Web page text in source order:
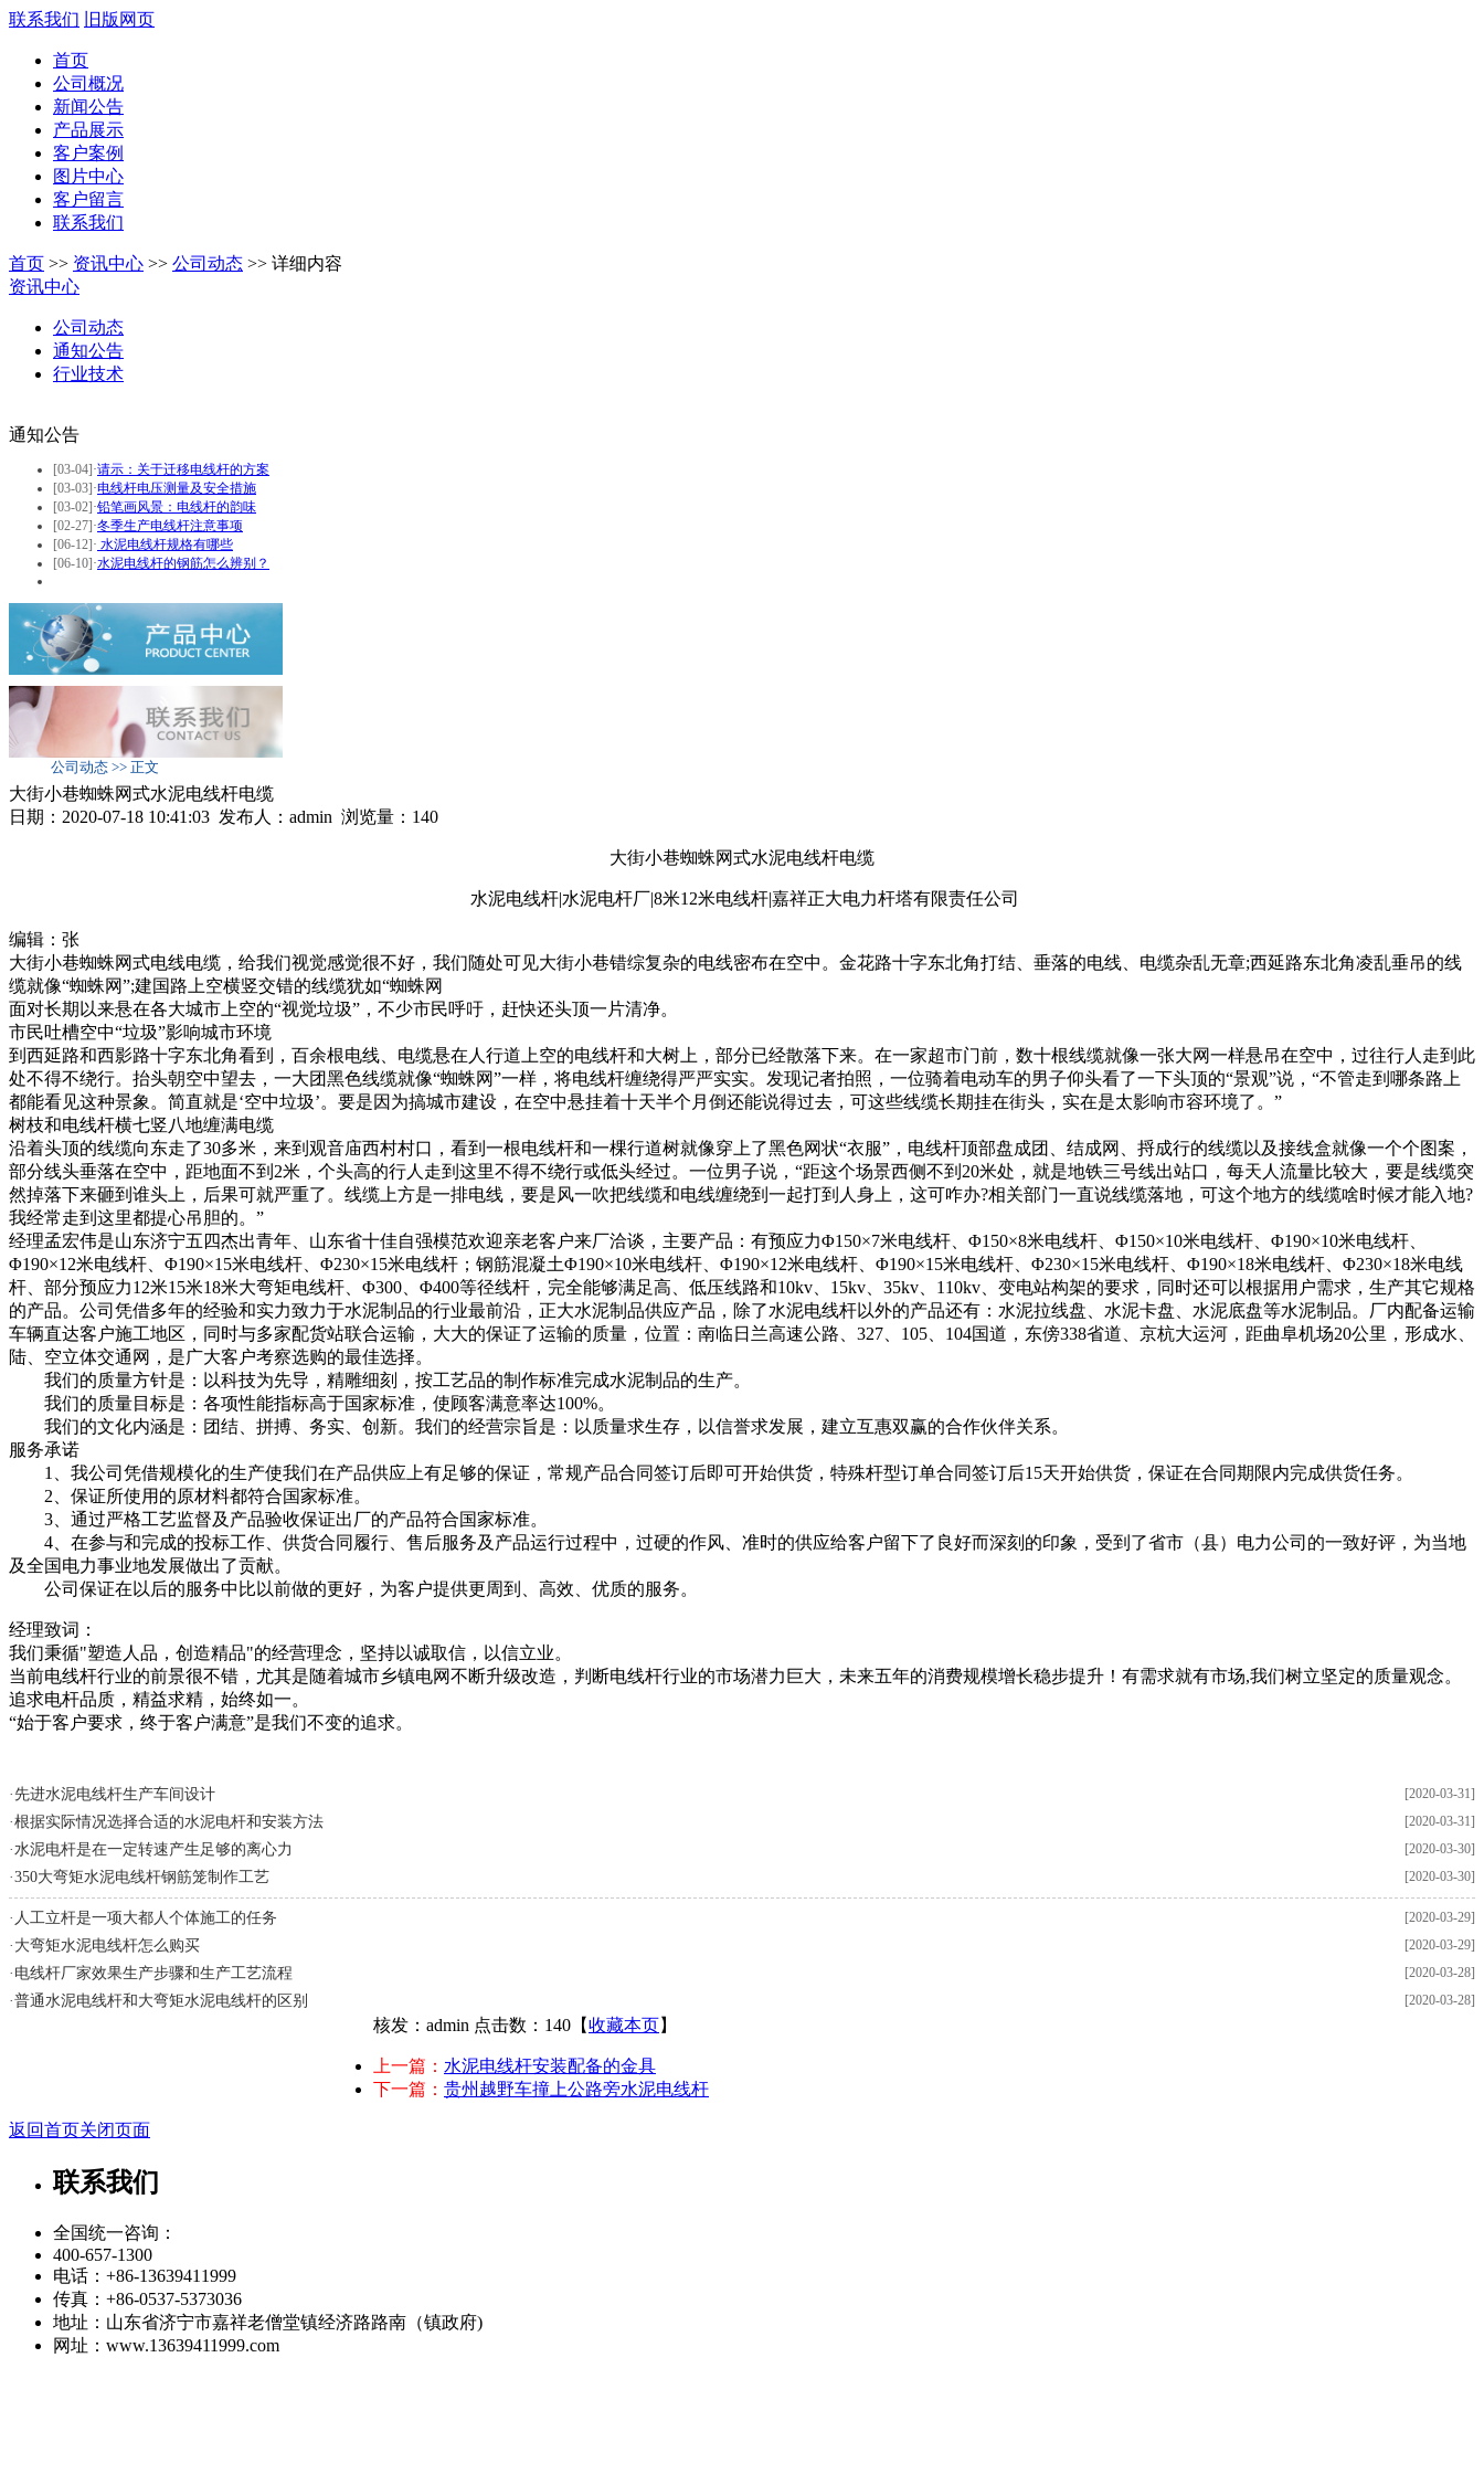
联系我们 旧版网页
首页
公司概况
新闻公告
产品展示
客户案例
图片中心
客户留言
联系我们
首页 >> 资讯中心 >> 公司动态 >> 详细内容
资讯中心
公司动态
通知公告
行业技术
通知公告
[03-04] ·请示：关于迁移电线杆的方案
[03-03] ·电线杆电压测量及安全措施
[03-02] ·铅笔画风景：电线杆的韵味
[02-27] ·冬季生产电线杆注意事项
[06-12] · 水泥电线杆规格有哪些
[06-10] ·水泥电线杆的钢筋怎么辨别？
公司动态 >> 正文
大街小巷蜘蛛网式水泥电线杆电缆
日期：2020-07-18 10:41:03 发布人：admin 浏览量： 140
大街小巷蜘蛛网式水泥电线杆电缆
水泥电线杆|水泥电杆厂|8米12米电线杆|嘉祥正大电力杆塔有限责任公司
编辑：张
大街小巷蜘蛛网式电线电缆，给我们视觉感觉很不好，我们随处可见大街小巷错综复杂的电线密布在空中。金花路十字东北角打结、垂落的电线、电缆杂乱无章;西延路东北角凌乱垂吊的线
缆就像“蜘蛛网”;建国路上空横竖交错的线缆犹如“蜘蛛网
面对长期以来悬在各大城市上空的“视觉垃圾”，不少市民呼吁，赶快还头顶一片清净。
市民吐槽空中“垃圾”影响城市环境
到西延路和西影路十字东北角看到，百余根电线、电缆悬在人行道上空的电线杆和大树上，部分已经散落下来。在一家超市门前，数十根线缆就像一张大网一样悬吊在空中，过往行人走到此
处不得不绕行。抬头朝空中望去，一大团黑色线缆就像“蜘蛛网”一样，将电线杆缠绕得严严实实。发现记者拍照，一位骑着电动车的男子仰头看了一下头顶的“景观”说，“不管走到哪条路上
都能看见这种景象。简直就是‘空中垃圾’。要是因为搞城市建设，在空中悬挂着十天半个月倒还能说得过去，可这些线缆长期挂在街头，实在是太影响市容环境了。”
树枝和电线杆横七竖八地缠满电缆
沿着头顶的线缆向东走了30多米，来到观音庙西村村口，看到一根电线杆和一棵行道树就像穿上了黑色网状“衣服”，电线杆顶部盘成团、结成网、捋成行的线缆以及接线盒就像一个个图案，
部分线头垂落在空中，距地面不到2米，个头高的行人走到这里不得不绕行或低头经过。一位男子说，“距这个场景西侧不到20米处，就是地铁三号线出站口，每天人流量比较大，要是线缆突
然掉落下来砸到谁头上，后果可就严重了。线缆上方是一排电线，要是风一吹把线缆和电线缠绕到一起打到人身上，这可咋办?相关部门一直说线缆落地，可这个地方的线缆啥时候才能入地?
我经常走到这里都提心吊胆的。”
经理孟宏伟是山东济宁五四杰出青年、山东省十佳自强模范欢迎亲老客户来厂洽谈，主要产品：有预应力Φ150×7米电线杆、Φ150×8米电线杆、Φ150×10米电线杆、Φ190×10米电线杆、
Φ190×12米电线杆、Φ190×15米电线杆、Φ230×15米电线杆；钢筋混凝土Φ190×10米电线杆、Φ190×12米电线杆、Φ190×15米电线杆、Φ230×15米电线杆、Φ190×18米电线杆、Φ230×18米电线
杆、部分预应力12米15米18米大弯矩电线杆、Φ300、Φ400等径线杆，完全能够满足高、低压线路和10kv、15kv、35kv、110kv、变电站构架的要求，同时还可以根据用户需求，生产其它规格
的产品。公司凭借多年的经验和实力致力于水泥制品的行业最前沿，正大水泥制品供应产品，除了水泥电线杆以外的产品还有：水泥拉线盘、水泥卡盘、水泥底盘等水泥制品。厂内配备运输
车辆直达客户施工地区，同时与多家配货站联合运输，大大的保证了运输的质量，位置：南临日兰高速公路、327、105、104国道，东傍338省道、京杭大运河，距曲阜机场20公里，形成水、
陆、空立体交通网，是广大客户考察选购的最佳选择。
我们的质量方针是：以科技为先导，精雕细刻，按工艺品的制作标准完成水泥制品的生产。
我们的质量目标是：各项性能指标高于国家标准，使顾客满意率达100%。
我们的文化内涵是：团结、拼搏、务实、创新。我们的经营宗旨是：以质量求生存，以信誉求发展，建立互惠双赢的合作伙伴关系。
服务承诺
1、我公司凭借规模化的生产使我们在产品供应上有足够的保证，常规产品合同签订后即可开始供货，特殊杆型订单合同签订后15天开始供货，保证在合同期限内完成供货任务。
2、保证所使用的原材料都符合国家标准。
3、通过严格工艺监督及产品验收保证出厂的产品符合国家标准。
4、在参与和完成的投标工作、供货合同履行、售后服务及产品运行过程中，过硬的作风、准时的供应给客户留下了良好而深刻的印象，受到了省市（县）电力公司的一致好评，为当地
及全国电力事业地发展做出了贡献。
公司保证在以后的服务中比以前做的更好，为客户提供更周到、高效、优质的服务。
经理致词：
我们秉循"塑造人品，创造精品"的经营理念，坚持以诚取信，以信立业。
当前电线杆行业的前景很不错，尤其是随着城市乡镇电网不断升级改造，判断电线杆行业的市场潜力巨大，未来五年的消费规模增长稳步提升！有需求就有市场,我们树立坚定的质量观念。
追求电杆品质，精益求精，始终如一。
“始于客户要求，终于客户满意”是我们不变的追求。
[2020-03-31]
·先进水泥电线杆生产车间设计
[2020-03-31]
·根据实际情况选择合适的水泥电杆和安装方法
[2020-03-30]
·水泥电杆是在一定转速产生足够的离心力
[2020-03-30]
·350大弯矩水泥电线杆钢筋笼制作工艺
[2020-03-29]
· 人工立杆是一项大都人个体施工的任务
[2020-03-29]
· 大弯矩水泥电线杆怎么购买
[2020-03-28]
· 电线杆厂家效果生产步骤和生产工艺流程
[2020-03-28]
·普通水泥电线杆和大弯矩水泥电线杆的区别
核发：admin 点击数：140 【收藏本页】
上一篇： 水泥电线杆安装配备的金具
下一篇： 贵州越野车撞上公路旁水泥电线杆
返回首页关闭页面
联系我们
全国统一咨询：
400-657-1300
电话：+86-13639411999
传真：+86-0537-5373036
地址：山东省济宁市嘉祥老僧堂镇经济路路南（镇政府)
网址：www.13639411999.com